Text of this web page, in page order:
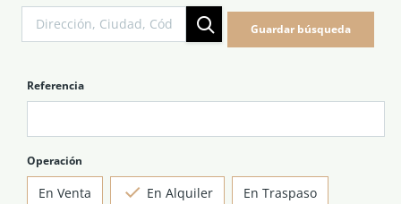
NOTICIAS Y BLOG
CONTACTO
PERFIL
Guardar búsqueda
Referencia
Operación
En Alquiler En Traspaso
En Venta